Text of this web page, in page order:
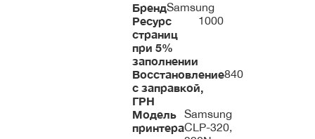
БрендSamsung
Ресурс
страниц
при 5%
заполнении
1000
Восстановление
с заправкой,
ГРН
840
Модель
принтера
Samsung
CLP-320,